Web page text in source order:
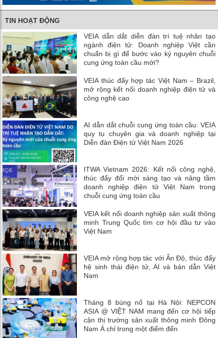
TIN HOẠT ĐỘNG
VEIA dẫn dắt diễn đàn trí tuệ nhân tạo
ngành điện tử: Doanh nghiệp Việt cần
chuẩn bị gì để bước vào kỷ nguyên chuỗi
cung ứng toàn cầu mới?
VEIA thúc đẩy hợp tác Việt Nam – Brazil,
mở rộng kết nối doanh nghiệp điện tử và
công nghệ cao
AI dẫn dắt chuỗi cung ứng toàn cầu: VEIA
quy tụ chuyên gia và doanh nghiệp tại
Diễn đàn Điện tử Việt Nam 2026
ITWA Vietnam 2026: Kết nối công nghệ,
thúc đẩy đổi mới sáng tạo và nâng tầm
doanh nghiệp điện tử Việt Nam trong
chuỗi cung ứng toàn cầu
VEIA kết nối doanh nghiệp sản xuất thông
minh Trung Quốc tìm cơ hội đầu tư vào
Việt Nam
VEIA mở rộng hợp tác với Ấn Độ, thúc đẩy
hệ sinh thái điện tử, AI và bán dẫn Việt
Nam
Tháng 8 bùng nổ tại Hà Nội: NEPCON
ASIA @ VIỆT NAM mang đến cơ hội tiếp
cận thị trường sản xuất thông minh Đông
Nam Á chỉ trong một điểm đến